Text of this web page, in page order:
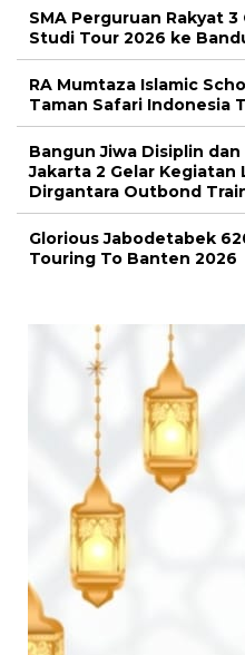
SMA Perguruan Rakyat
Studi Tour 2026 ke
RA Mumtaza Islamic
Taman Safari Indonesia
Bangun Jiwa Disiplin
Jakarta 2 Gelar Kegiatan
Dirgantara Outbond
Glorious Jabodetabek
Touring To Banten 2026